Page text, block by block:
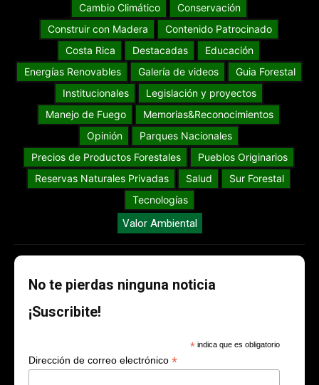
Cambio Climático
Conservación
Construir con Madera
Contenido Patrocinado
Costa Rica
Destacadas
Educación
Energías Renovables
Galería de videos
Guia Forestal
Institucionales
Legislación y proyectos
Manejo de Fuego
Memorias&Reconocimientos
Opinión
Parques Nacionales
Precios de Productos Forestales
Pueblos Originarios
Reservas Naturales Privadas
Salud
Sur Forestal
Tecnologías
Valor Ambiental
No te pierdas ninguna noticia
¡Suscribite!
* indica que es obligatorio
Dirección de correo electrónico *